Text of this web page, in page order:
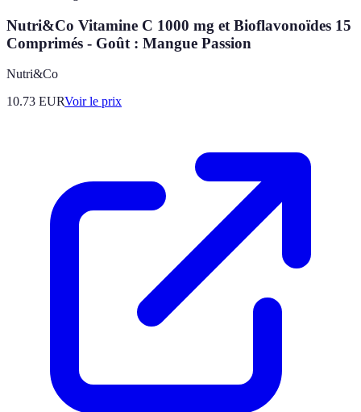
Nutri&Co Vitamine C 1000 mg et Bioflavonoïdes 15
Comprimés - Goût : Mangue Passion
Nutri&Co
10.73 EURVoir le prix